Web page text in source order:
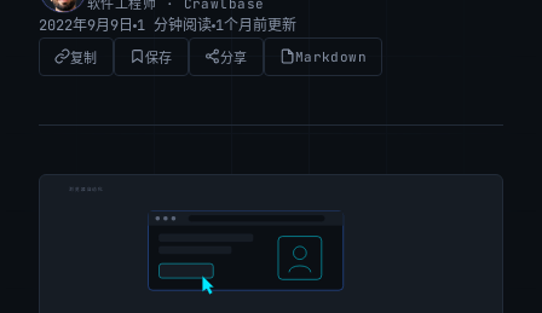
2022年9月9日 1 分钟阅读 1个月前更新
复制 保存 分享 Markdown